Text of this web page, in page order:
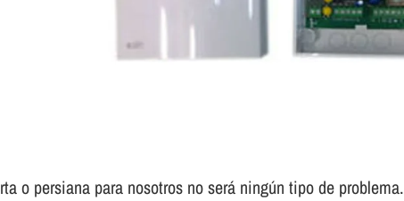
o persiana para nosotros no será ningún tipo de problema.